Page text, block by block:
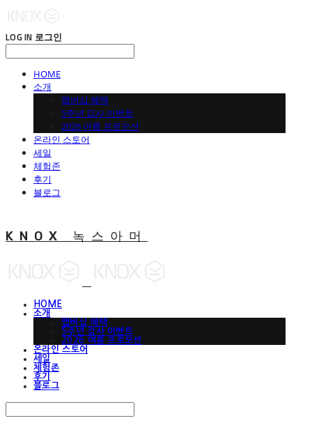
LOG IN 로그인
HOME
소개
맵버십 혜택
5주년 감사 이벤트
2026 여름 프로모션
온라인 스토어
세일
체험존
후기
블로그
KNOX 녹스아머
HOME
소개
맵버십 혜택
5주년 감사 이벤트
2026 여름 프로모션
온라인 스토어
세일
체험존
후기
블로그